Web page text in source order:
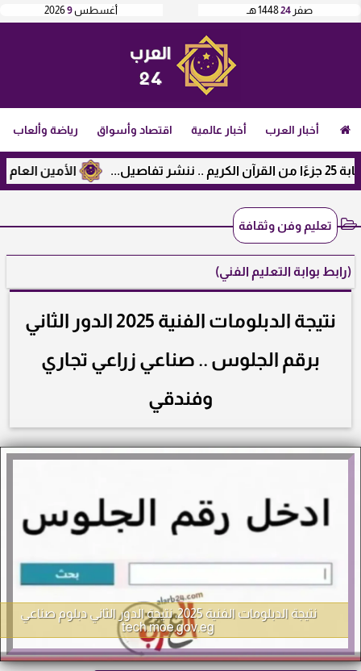
أغسطس9
2026 صفر 241448 هـ
أخبار العرب أخبار عالمية اقتصاد وأسواق رياضة وألعاب
الأمين العام لرابطة
تعليم وفن وثقافة
(رابط بوابة التعليم الفني)
نتيجة الدبلومات الفنية 2025 الدور الثاني
برقم الجلوس .. صناعي زراعي تجاري
وفندقي
نتيجة الدبلومات الفنية 2025، نتيجة الدور الثاني دبلوم صناعي
tech.moe.gov.eg